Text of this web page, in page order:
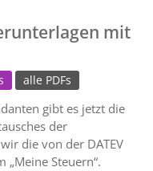
mit
alle PDFs
gibt es jetzt die
der
die von der DATEV
„Meine Steuern“.